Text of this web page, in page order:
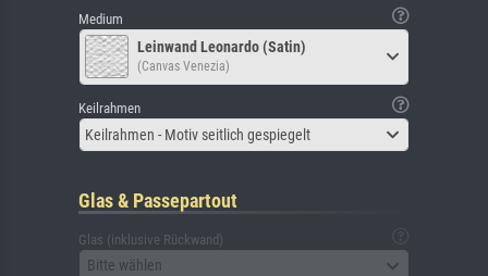
Medium
Leinwand Leonardo (Satin)
(Canvas Venezia)
Keilrahmen
Keilrahmen - Motiv seitlich gespiegelt
Glas & Passepartout
Glas (inklusive Rückwand)
Bitte wählen